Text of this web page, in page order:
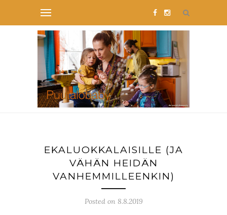
EKALUOKKALAISILLE (JA
VÄHÄN HEIDÄN
VANHEMMILLEENKIN)
Posted on 8.8.2019